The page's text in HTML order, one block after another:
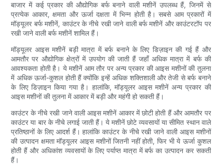
बाजार में कई प्रकार की औद्योगिक बर्फ बनाने वाली मशीनें उपलब्ध हैं, जिनमें से
प्रत्येक आकार, क्षमता और ऊर्जा दक्षता में भिन्न होती है। सबसे आम प्रकारों में
मॉड्यूलर बर्फ मशीनें, काउंटर के नीचे रखी जाने वाली बर्फ मशीनें और काउंटरटॉप पर
रखी जाने वाली बर्फ मशीनें शामिल हैं।
मॉड्यूलर आइस मशीनें बड़ी मात्रा में बर्फ बनाने के लिए डिज़ाइन की गई हैं और
आमतौर पर औद्योगिक क्षेत्रों में उपयोग की जाती हैं जहाँ अधिक मात्रा में बर्फ की
आवश्यकता होती है। ये मशीनें आम तौर पर अन्य प्रकार की आइस मशीनों की तुलना
में अधिक ऊर्जा-कुशल होती हैं क्योंकि इन्हें अधिक शक्तिशाली और तेजी से बर्फ बनाने
के लिए डिज़ाइन किया गया है। हालांकि, मॉड्यूलर आइस मशीनें अन्य प्रकार की
आइस मशीनों की तुलना में आकार में बड़ी और महंगी हो सकती हैं।
काउंटर के नीचे रखी जाने वाली आइस मशीनें आकार में छोटी होती हैं और आमतौर पर
काउंटर या बार के नीचे लगाई जाती हैं। ये मशीनें छोटे व्यवसायों या सीमित स्थान वाले
प्रतिष्ठानों के लिए आदर्श हैं। हालांकि काउंटर के नीचे रखी जाने वाली आइस मशीनों
की उत्पादन क्षमता मॉड्यूलर आइस मशीनों जितनी नहीं होती, फिर भी ये ऊर्जा कुशल
होती हैं और अधिकांश व्यवसायों के लिए पर्याप्त मात्रा में बर्फ का उत्पादन कर सकती
हैं।